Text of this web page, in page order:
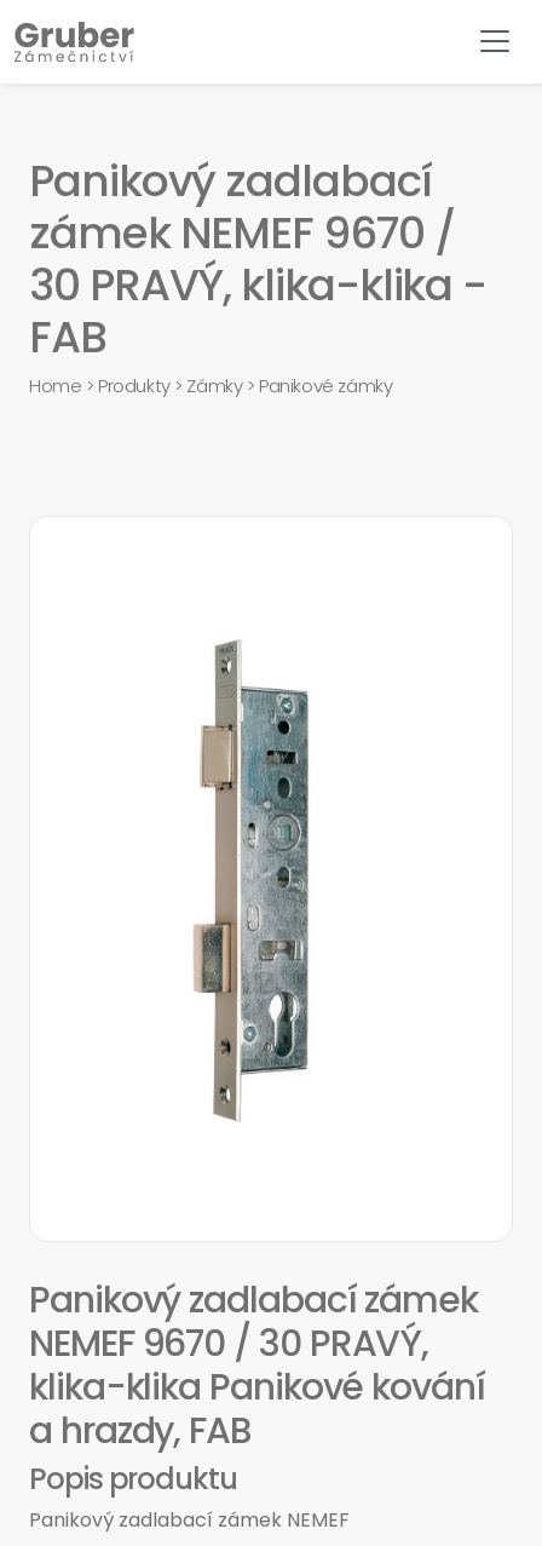
Panikový zadlabací
zámek NEMEF 9670 /
30 PRAVÝ, klika-klika -
FAB
Home > Produkty> Zámky> Panikové zámky
Panikový zadlabací zámek
NEMEF 9670 / 30 PRAVÝ,
klika-klika Panikové kování
a hrazdy, FAB
Popis produktu
Panikový zadlabací zámek NEMEF